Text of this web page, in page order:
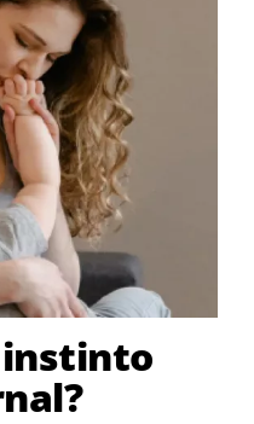
instinto